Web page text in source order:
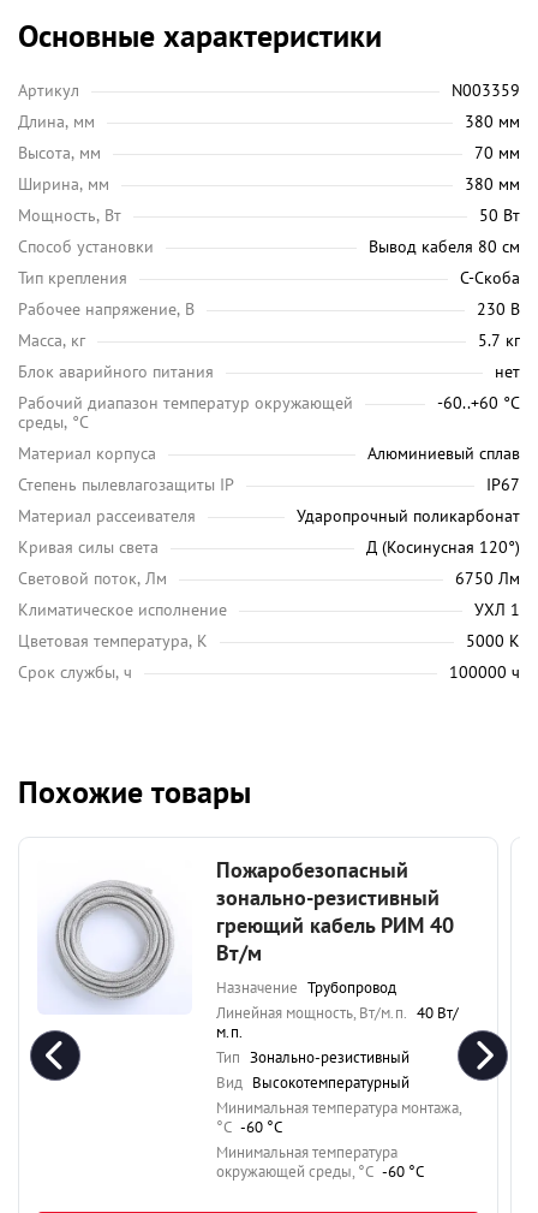
Основные характеристики
Артикул
N003359
Длина, мм
380 мм
Высота, мм
70 мм
Ширина, мм
380 мм
Мощность, Вт
50 Вт
Способ установки
Вывод кабеля 80 см
Тип крепления
С-Скоба
Рабочее напряжение, В
230 В
Масса, кг
5.7 кг
Блок аварийного питания
нет
Рабочий диапазон температур окружающей
среды, °C
-60..+60 °С
Материал корпуса
Алюминиевый сплав
Степень пылевлагозащиты IP
IP67
Материал рассеивателя
Ударопрочный поликарбонат
Кривая силы света
Д (Косинусная 120°)
Световой поток, Лм
6750 Лм
Климатическое исполнение
УХЛ 1
Цветовая температура, K
5000 K
Срок службы, ч
100000 ч
Похожие товары
Пожаробезопасный
зонально-резистивный
греющий кабель РИМ 40
Вт/м
Назначение Трубопровод
Линейная мощность, Вт/м.п. 40 Вт/
м.п.
Тип Зонально-резистивный
Вид Высокотемпературный
Минимальная температура монтажа,
°C -60 °C
Минимальная температура
окружающей среды, °C -60 °C